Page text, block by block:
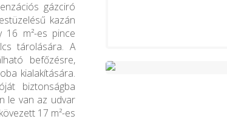
gázciró
kazán
m²-es pince
tárolására. A
befőzésre,
kialakítására.
biztonságba
le van az udvar
17 m²-es